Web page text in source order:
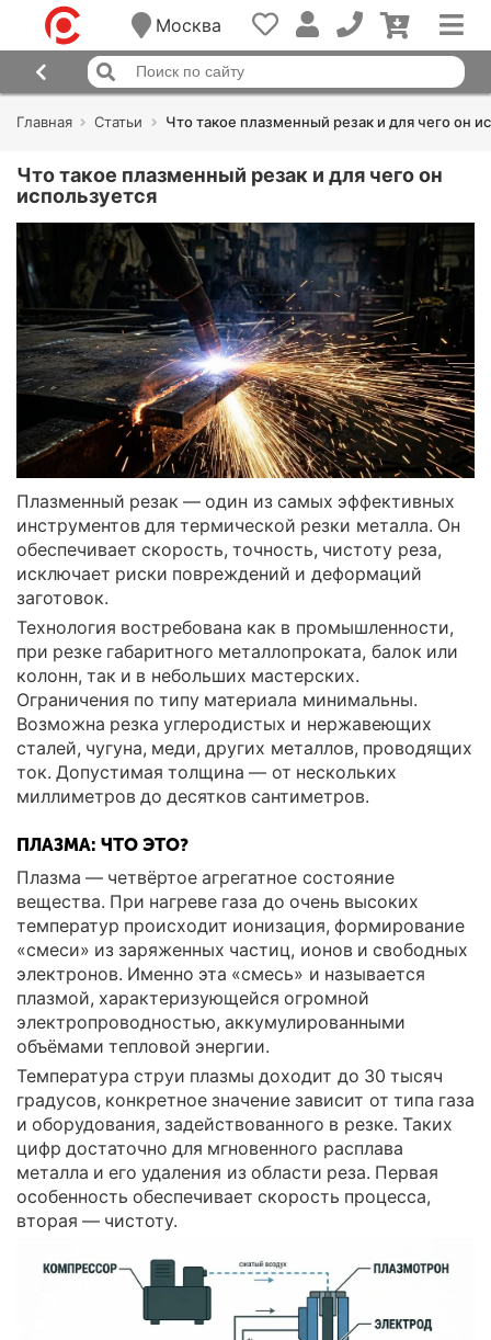
Москва
Главная Статьи Что такое плазменный резак и для чего он
Что такое плазменный резак и для чего он
используется
Плазменный резак — один из самых эффективных
инструментов для термической резки металла. Он
обеспечивает скорость, точность, чистоту реза,
исключает риски повреждений и деформаций
заготовок.
Технология востребована как в промышленности,
при резке габаритного металлопроката, балок или
колонн, так и в небольших мастерских.
Ограничения по типу материала минимальны.
Возможна резка углеродистых и нержавеющих
сталей, чугуна, меди, других металлов, проводящих
ток. Допустимая толщина — от нескольких
миллиметров до десятков сантиметров.
ПЛАЗМА: ЧТО ЭТО?
Плазма — четвёртое агрегатное состояние
вещества. При нагреве газа до очень высоких
температур происходит ионизация, формирование
«смеси» из заряженных частиц, ионов и свободных
электронов. Именно эта «смесь» и называется
плазмой, характеризующейся огромной
электропроводностью, аккумулированными
объёмами тепловой энергии.
Температура струи плазмы доходит до 30 тысяч
градусов, конкретное значение зависит от типа газа
и оборудования, задействованного в резке. Таких
цифр достаточно для мгновенного расплава
металла и его удаления из области реза. Первая
особенность обеспечивает скорость процесса,
вторая — чистоту.